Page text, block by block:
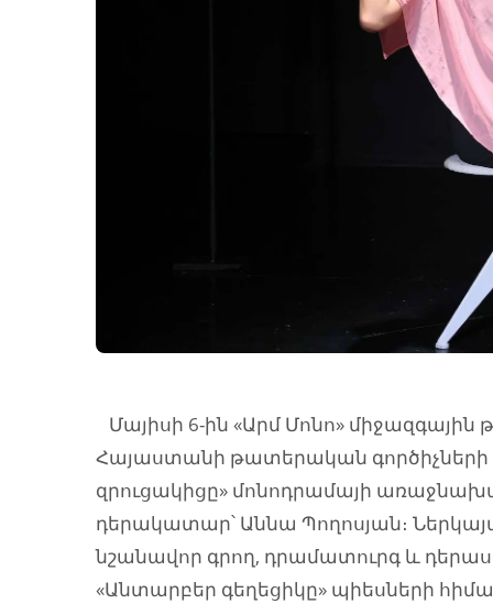
Մայիսի 6-ին «Արմ Մոնո»
Հայաստանի թատերական գործիչների
զրուցակիցը» մոնոդրամայի
դերակատար՝ Աննա Պողոսյան։
նշանավոր գրող, դրամատուրգ և
«Անտարբեր գեղեցիկը» պիեսների